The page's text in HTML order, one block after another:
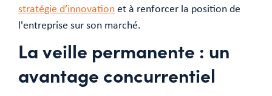
stratégie d’innovationet à renforcer la position de
l'entreprise sur son marché.
La veille permanente : un
avantage concurrentiel